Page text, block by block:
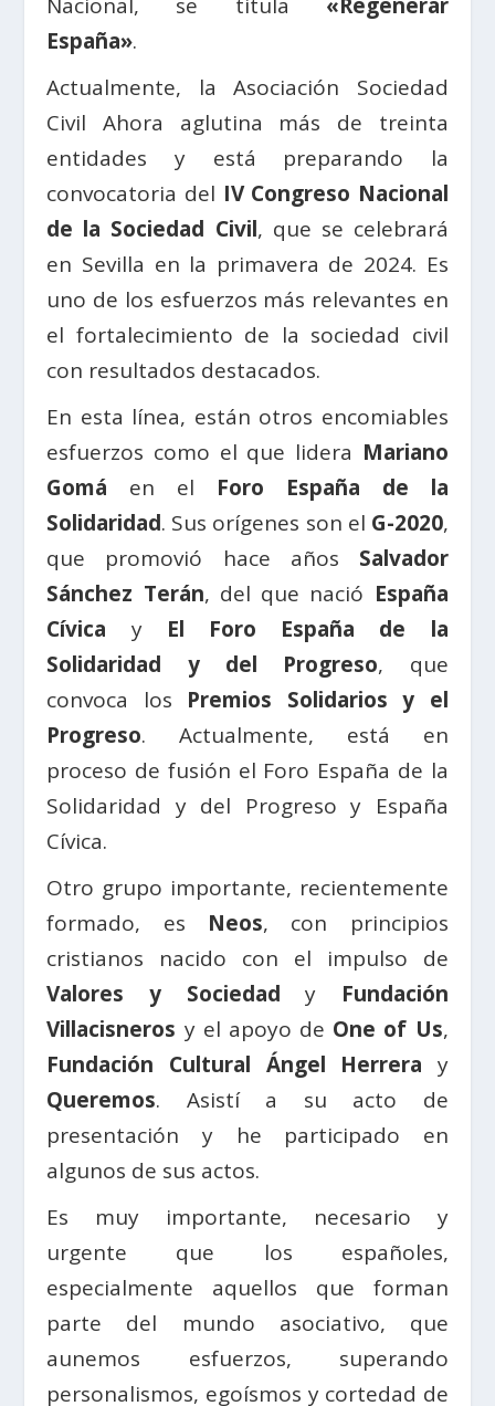
España».
Actualmente, la Asociación Sociedad
Civil Ahora aglutina más de treinta
entidades y está preparando la
convocatoria del IV Congreso Nacional
de la Sociedad Civil, que se celebrará
en Sevilla en la primavera de 2024. Es
uno de los esfuerzos más relevantes en
el fortalecimiento de la sociedad civil
con resultados destacados.
En esta línea, están otros encomiables
esfuerzos como el que lidera Mariano
Gomá en el Foro España de la
Solidaridad. Sus orígenes son el G-2020,
que promovió hace años Salvador
Sánchez Terán, del que nació España
Cívica y El Foro España de la
Solidaridad y del Progreso, que
convoca los Premios Solidarios y el
Progreso. Actualmente, está en
proceso de fusión el Foro España de la
Solidaridad y del Progreso y España
Cívica.
Otro grupo importante, recientemente
formado, es Neos, con principios
cristianos nacido con el impulso de
Valores y Sociedad y Fundación
Villacisneros y el apoyo de One of Us,
Fundación Cultural Ángel Herrera y
Queremos. Asistí a su acto de
presentación y he participado en
algunos de sus actos.
Es muy importante, necesario y
urgente que los españoles,
especialmente aquellos que forman
parte del mundo asociativo, que
aunemos esfuerzos, superando
personalismos, egoísmos y cortedad de